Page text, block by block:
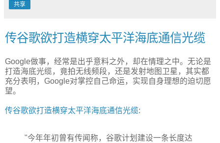
共享
传谷歌欲打造横穿太平洋海底通信光缆
Google做事，经常是出乎意料之外，却在情理之中。无论是
打造海底光缆，竟拍无线频段，还是发射地图卫星，其实都
充分表明，Google对掌控自己命运，实现自身理想的迫切愿
望。
传谷歌欲打造横穿太平洋海底通信光缆:
"今年年初曾有传闻称，谷歌计划建设一条长度达